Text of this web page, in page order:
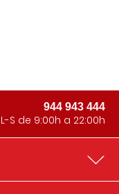
944 943 444
L-S de 9:00h a 22:00h